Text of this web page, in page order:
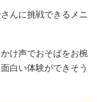
んに挑戦できるメニ
け声でおそばをお椀
白い体験ができそう